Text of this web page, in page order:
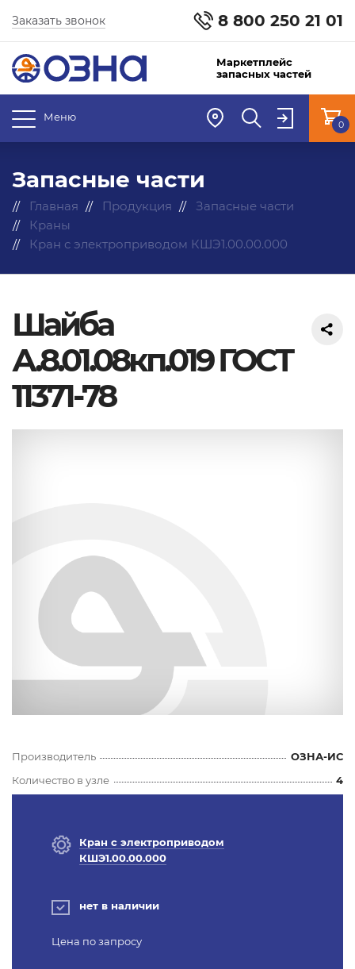
8 800 250 21 01
Заказать звонок
Маркетплейс
запасных частей
Меню
0
Запасные части
Главная Продукция
Запасные части
Краны
Кран с электроприводом КШЭ1.00.00.000
Шайба
А.8.01.08кп.019 ГОСТ
11371-78
Производитель
ОЗНА-ИС
Количество в узле
4
Кран с электроприводом
КШЭ1.00.00.000
нет в наличии
Цена по запросу